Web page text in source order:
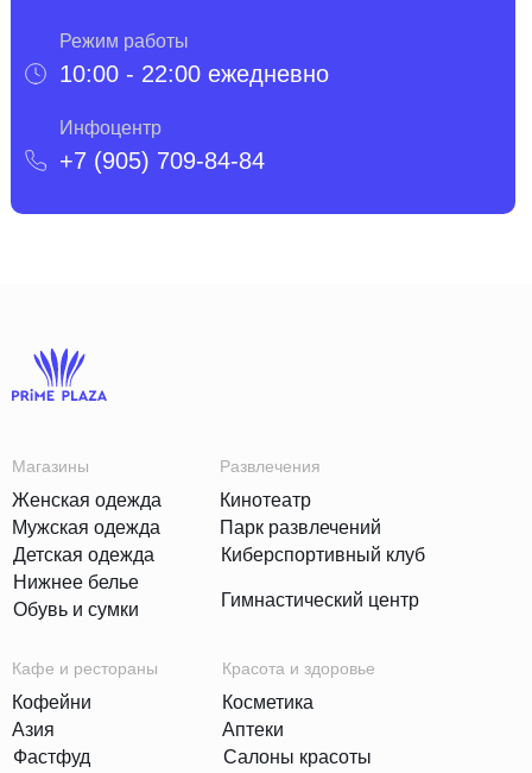
10:00 - 22:00 ежедневно
Режим работы
+7 (905) 709-84-84
Инфоцентр
Магазины
Женская одежда
Мужская одежда
Детская одежда
Нижнее белье
Развлечения
Кинотеатр
Парк развлечений
Киберспортивный клуб
Гимнастический центр
Кафе и рестораны
Кофейни
Фастфуд
Азия
Красота и здоровье
Косметика
Аптеки
Салоны красоты
Обувь и сумки